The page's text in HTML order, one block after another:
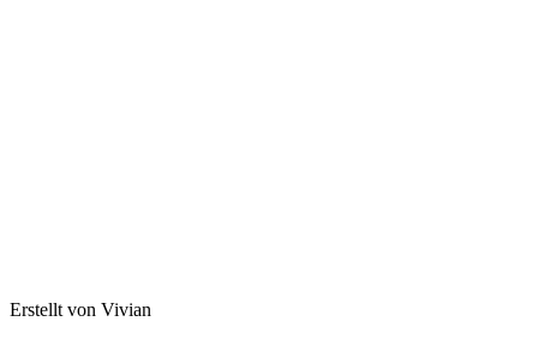
Erstellt von Vivian